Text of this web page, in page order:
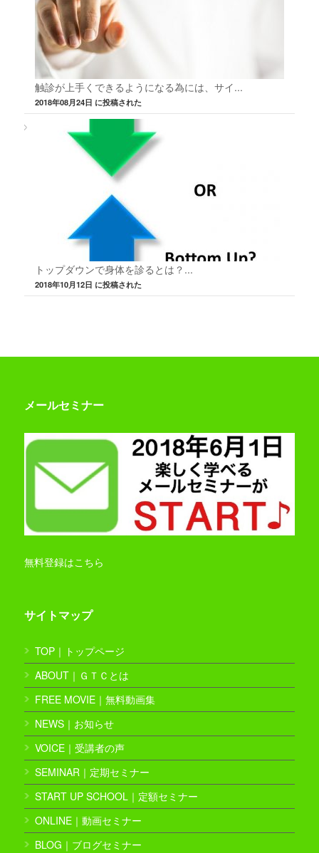
触診が上手くできるようになる為には、サイ...
2018年08月24日 に投稿された
トップダウンで身体を診るとは？...
2018年10月12日 に投稿された
メールセミナー
無料登録はこちら
サイトマップ
TOP｜トップページ
ABOUT｜ＧＴＣとは
FREE MOVIE｜無料動画集
NEWS｜お知らせ
VOICE｜受講者の声
SEMINAR｜定期セミナー
START UP SCHOOL｜定額セミナー
ONLINE｜動画セミナー
BLOG｜ブログセミナー